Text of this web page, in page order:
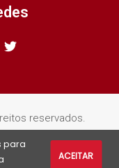
reservados.
para
ACEITAR